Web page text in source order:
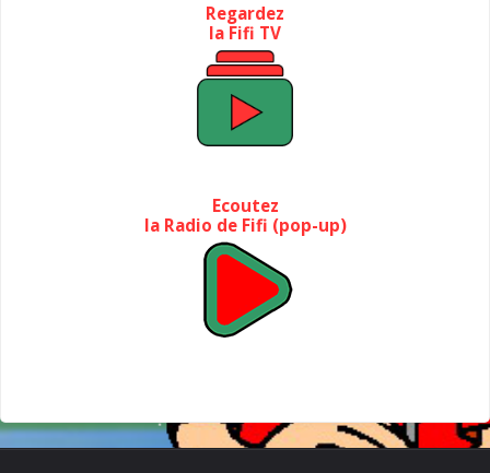
Regardez
la Fifi TV
Ecoutez
la Radio de Fifi (pop-up)